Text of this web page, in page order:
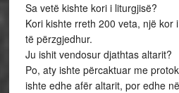
Sa vetë kishte kori i liturgjisë?
Kori kishte rreth 200 veta, një kor
të përzgjedhur.
Ju ishit vendosur djathtas altarit?
Po, aty ishte përcaktuar me
ishte edhe afër altarit, por edhe